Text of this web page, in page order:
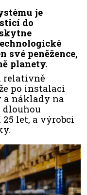
je
do
své peněžence,
planety.
relativně
po instalaci
náklady na
dlouhou
let, a výrobci